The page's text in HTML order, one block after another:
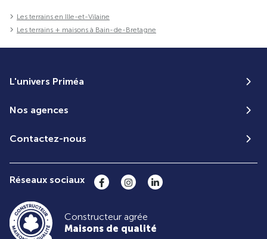
Les terrains en Ille-et-Vilaine
Les terrains + maisons à Bain-de-Bretagne
L'univers Priméa
Nos agences
Contactez-nous
Réseaux sociaux
Constructeur agrée
Maisons de qualité